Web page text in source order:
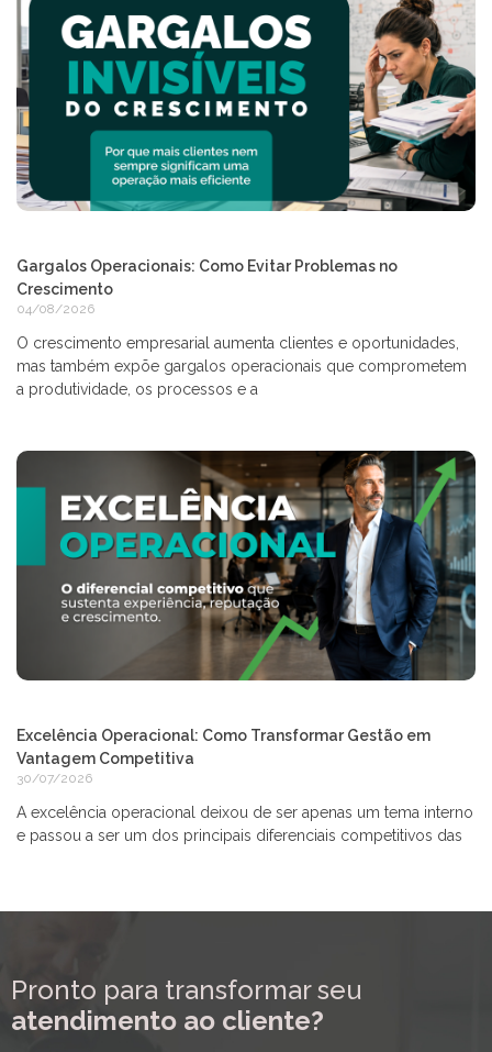
Gargalos Operacionais: Como Evitar Problemas no
Crescimento
04/08/2026
O crescimento empresarial aumenta clientes e oportunidades,
mas também expõe gargalos operacionais que comprometem
a produtividade, os processos e a
Excelência Operacional: Como Transformar Gestão em
Vantagem Competitiva
30/07/2026
A excelência operacional deixou de ser apenas um tema interno
e passou a ser um dos principais diferenciais competitivos das
Pronto para transformar seu
atendimento ao cliente?